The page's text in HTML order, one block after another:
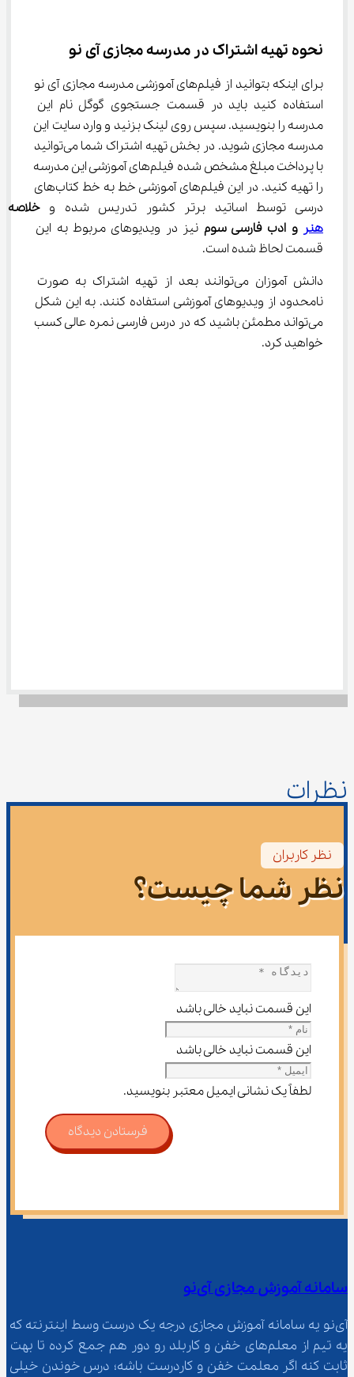
نحوه تهیه اشتراک در مدرسه مجازی آی نو
برای اینکه بتوانید از فیلم‌های آموزشی مدرسه مجازی آی نو
استفاده کنید باید در قسمت جستجوی گوگل نام این
مدرسه را بنویسید. سپس روی لینک بزنید و وارد سایت این
مدرسه مجازی شوید. در بخش تهیه اشتراک شما می‌توانید
با پرداخت مبلغ مشخص شده فیلم‌های آموزشی این مدرسه
را تهیه کنید. در این فیلم‌های آموزشی خط به خط کتاب‌های
درسی توسط اساتید برتر کشور تدریس شده و
هنر و ادب فارسی سوم نیز در ویدیوهای مربوط به این
قسمت لحاظ شده است.
دانش آموزان می‌توانند بعد از تهیه اشتراک به صورت
نامحدود از ویدیوهای آموزشی استفاده کنند. به این شکل
می‌تواند مطمئن باشید که در درس فارسی نمره عالی کسب
خواهید کرد.
نظرات
نظر کاربران
نظر شما چیست؟
این قسمت نباید خالی باشد
این قسمت نباید خالی باشد
لطفاً یک نشانی ایمیل معتبر بنویسید.
فرستادن دیدگاه
سامانه آموزش مجازی آی‌نو
آی‌نو یه سامانه آموزش مجازی درجه یک درست وسط اینترنته که
یه تیم از معلم‌‌های خفن و کاربلد رو دور هم جمع کرده تا بهت
ثابت کنه اگر معلمت خفن و کاردرست باشه؛ درس خوندن خیلی